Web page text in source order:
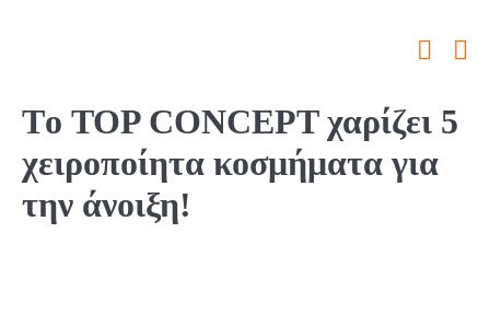
Search
Tο TOP CONCEPT χαρίζει 5
χειροποίητα κοσμήματα για
την άνοιξη!